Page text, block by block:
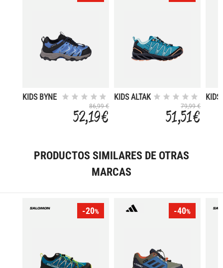
KIDS BYNE
86,99 €
52,19 €
KIDS ALTAK
79,99 €
51,51 €
KIDS
PRODUCTOS SIMILARES DE OTRAS
MARCAS
-20% -40%